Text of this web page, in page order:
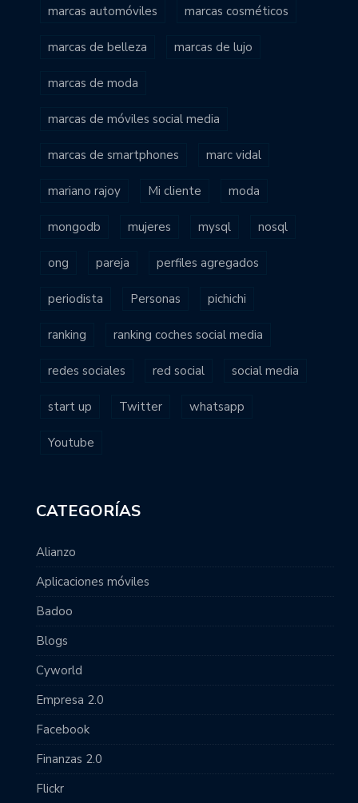
marcas automóviles marcas cosméticos
marcas de belleza marcas de lujo
marcas de moda
marcas de móviles social media
marcas de smartphones marc vidal
mariano rajoy Mi cliente moda
mongodb mujeres mysql nosql
ong pareja perfiles agregados
periodista Personas pichichi
ranking ranking coches social media
redes sociales red social social media
start up Twitter whatsapp
Youtube
CATEGORÍAS
Alianzo
Aplicaciones móviles
Badoo
Blogs
Cyworld
Empresa 2.0
Facebook
Finanzas 2.0
Flickr